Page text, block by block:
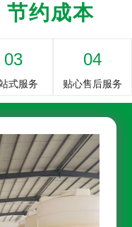
节约成本
03
式服务
04
贴心售后服务